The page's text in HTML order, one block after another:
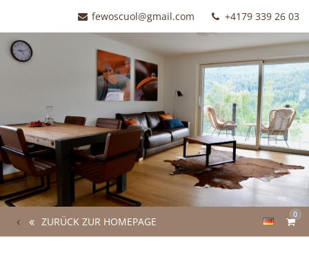
fewoscuol@gmail.com +4179 339 26 03
0
ZURÜCK ZUR HOMEPAGE